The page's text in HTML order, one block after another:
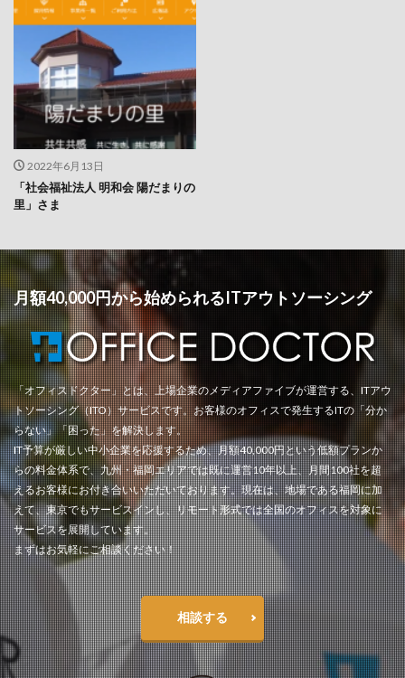
2022年6月13日
「社会福祉法人 明和会 陽だまりの
里」さま
月額40,000円から始められるITアウトソーシング
「オフィスドクター」とは、上場企業のメディアファイブが運営する、ITアウ
トソーシング（ITO）サービスです。お客様のオフィスで発生するITの「分か
らない」「困った」を解決します。
IT予算が厳しい中小企業を応援するため、月額40,000円という低額プランか
らの料金体系で、九州・福岡エリアでは既に運営10年以上、月間100社を超
えるお客様にお付き合いいただいております。現在は、地場である福岡に加
えて、東京でもサービスインし、リモート形式では全国のオフィスを対象に
サービスを展開しています。
まずはお気軽にご相談ください！
相談する